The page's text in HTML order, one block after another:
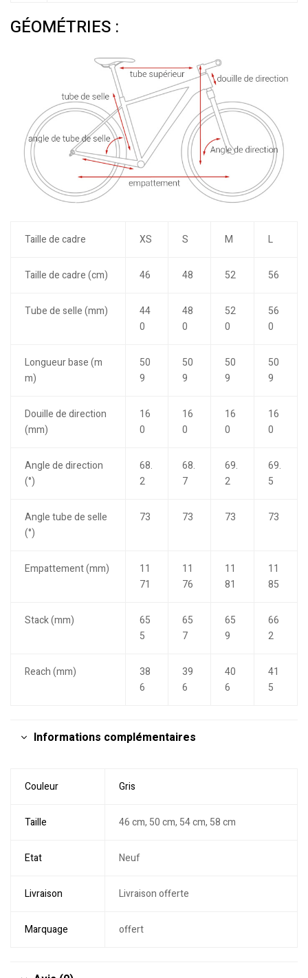
GÉOMÉTRIES :
Taille de cadre XS S M L
Taille de cadre (cm) 46 48 52 56
Tube de selle (mm)
44
0
48
0
52
0
56
0
Longueur base (m
m)
50
9
50
9
50
9
50
9
Douille de direction
(mm)
16
0
16
0
16
0
16
0
Angle de direction
(°)
68.
2
68.
7
69.
2
69.
5
Angle tube de selle
(°)
73 73 73 73
Empattement (mm)
11
71
11
76
11
81
11
85
Stack (mm)
65
5
65
7
65
9
66
2
Reach (mm)
38
6
39
6
40
6
41
5
Informations complémentaires
Couleur Gris
Taille 46 cm, 50 cm, 54 cm, 58 cm
Etat Neuf
Livraison Livraison offerte
Marquage offert